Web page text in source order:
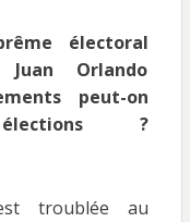
électoral
Orlando
peut-on
?
troublée au